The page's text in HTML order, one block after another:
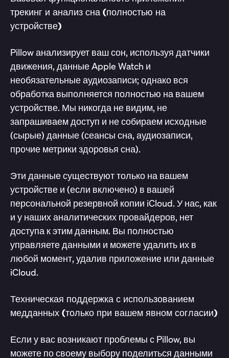
трекинг и анализ сна (полностью на
устройстве)
Pillow анализирует ваш сон, используя датчики
движения, данные Apple Watch и
необязательные аудиозаписи; однако вся
обработка выполняется полностью на вашем
устройстве. Мы никогда не видим, не
запрашиваем доступ и не собираем исходные
(сырые) данные (сеансы сна, аудиозаписи,
прочие метрики здоровья сна).
Эти данные существуют только на вашем
устройстве и (если включено) в вашей
персональной резервной копии iCloud. У нас, как
и у наших аналитических провайдеров, нет
доступа к этим данным. Вы полностью
управляете данными и можете удалить их в
любой момент, удалив приложение или данные
iCloud.
Техническая поддержка с использованием
медданных (только при вашем явном согласии)
Если у вас возникают проблемы с Pillow, вы
можете по своему выбору поделиться данными